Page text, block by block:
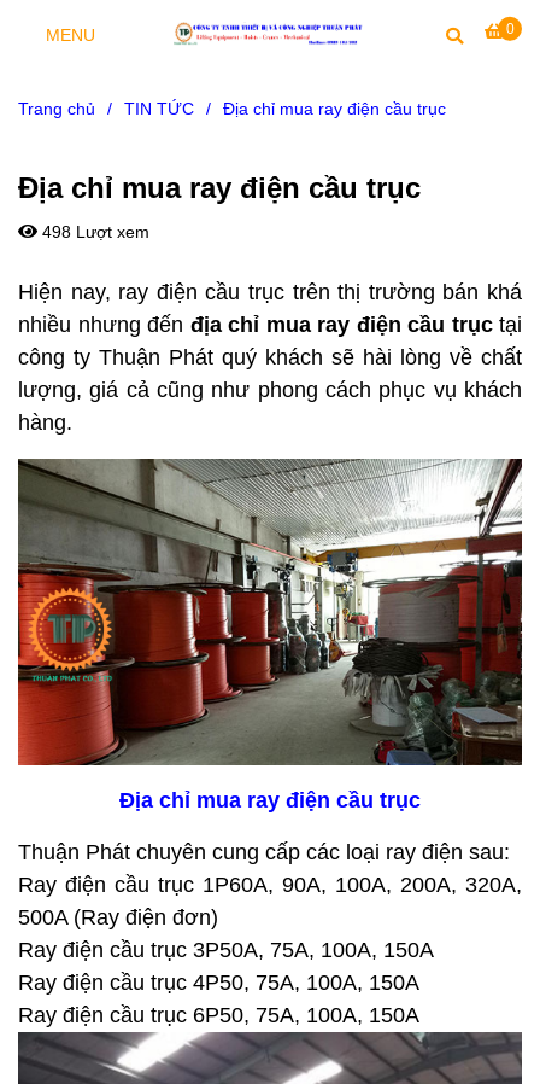
0
MENU
Trang chủ / TIN TỨC / Địa chỉ mua ray điện cầu trục
Địa chỉ mua ray điện cầu trục
498 Lượt xem
Hiện nay, ray điện cầu trục trên thị trường bán khá
nhiều nhưng đến địa chỉ mua ray điện cầu trụctại
công ty Thuận Phát quý khách sẽ hài lòng về chất
lượng, giá cả cũng như phong cách phục vụ khách
hàng.
Địa chỉ mua ray điện cầu trục
Thuận Phát chuyên cung cấp các loại ray điện sau:
Ray điện cầu trục 1P60A, 90A, 100A, 200A, 320A,
500A (Ray điện đơn)
Ray điện cầu trục 3P50A, 75A, 100A, 150A
Ray điện cầu trục 4P50, 75A, 100A, 150A
Ray điện cầu trục 6P50, 75A, 100A, 150A